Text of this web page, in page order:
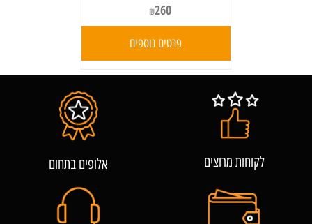
₪260
פרטים נוספים
לקוחות מרוצים אלופים בתחום